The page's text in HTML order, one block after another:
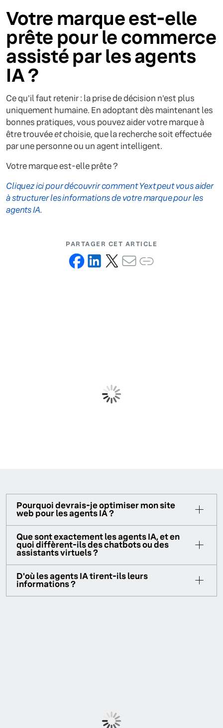
Votre marque est-elle
prête pour le commerce
assisté par les agents
IA ?
Ce qu'il faut retenir : la prise de décision n'est plus
uniquement humaine. En adoptant dès maintenant les
bonnes pratiques, vous pouvez aider votre marque à
être trouvéeetchoisie, que la recherche soit effectuée
par une personne ou un agent intelligent.
Votre marque est-elle prête ?
Cliquez ici pour découvrir comment Yext peut vous aider
à structurer les informations de votre marque pour les
agents IA.
PARTAGER CET ARTICLE
Pourquoi devrais-je optimiser mon site
web pour les agents IA ?
Que sont exactement les agents IA, et en
quoi diffèrent-ils des chatbots ou des
assistants virtuels ?
D'où les agents IA tirent-ils leurs
informations ?